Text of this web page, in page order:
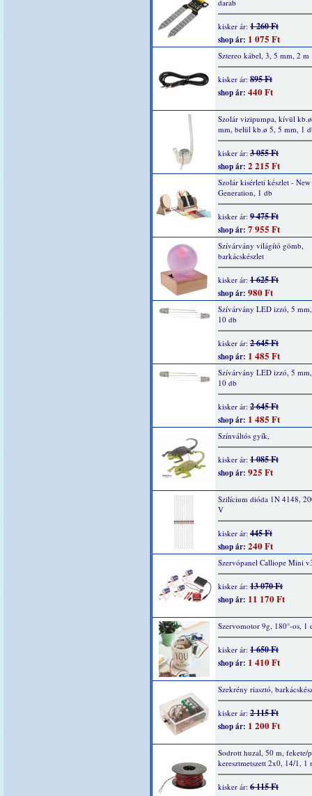
darab
kisker ár: 1 260 Ft
shop ár: 1 075 Ft
Sztereo kábel, 3, 5 mm, 2 m
kisker ár: 895 Ft
shop ár: 440 Ft
Szolár vizipumpa, kívül
mm, belül kb.ø 5, 5 mm, 1
kisker ár: 3 055 Ft
shop ár: 2 215 Ft
Szolár kisérleti készlet - New
Generation, 1 db
kisker ár: 9 475 Ft
shop ár: 7 955 Ft
Szívárvány világító gömb,
barkácskészlet
kisker ár: 1 625 Ft
shop ár: 980 Ft
Szívárvány LED izzó, 5
10 db
kisker ár: 2 645 Ft
shop ár: 1 485 Ft
Szívárvány LED izzó, 5
10 db
kisker ár: 2 645 Ft
shop ár: 1 485 Ft
Színváltós gyík,
kisker ár: 1 085 Ft
shop ár: 925 Ft
Szilícium dióda 1N 4148,
V
kisker ár: 445 Ft
shop ár: 240 Ft
Szervópanel Calliope Mini
kisker ár: 13 070 Ft
shop ár: 11 170 Ft
Szervomotor 9g, 180°-os, 1
kisker ár: 1 650 Ft
shop ár: 1 410 Ft
Szekrény riasztó,
kisker ár: 2 115 Ft
shop ár: 1 200 Ft
Sodrott huzal, 50 m, fekete/
keresztmetszett 2x0, 14/1, 1
kisker ár: 6 115 Ft